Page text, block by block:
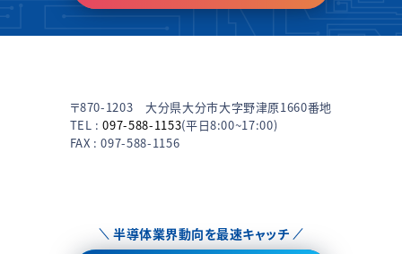
〒870-1203 大分県大分市大字野津原1660番地
TEL :097-588-1153(平日8:00~17:00)
FAX : 097-588-1156
半導体業界動向を最速キャッチ